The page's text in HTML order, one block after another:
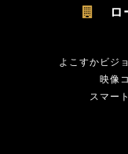
 ロ
よこすかビジ
映像
スマー